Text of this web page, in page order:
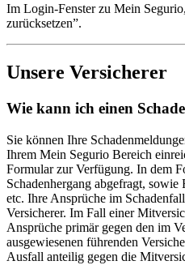
Im Login-Fenster zu Mein
zurücksetzen”.
Unsere Versicherer
Wie kann ich einen
Sie können Ihre
Ihrem Mein Segurio Bereich
Formular zur Verfügung. In dem
Schadenhergang abgefragt, sowie
etc. Ihre Ansprüche im
Versicherer. Im Fall einer
Ansprüche primär gegen den im
ausgewiesenen führenden
Ausfall anteilig gegen die